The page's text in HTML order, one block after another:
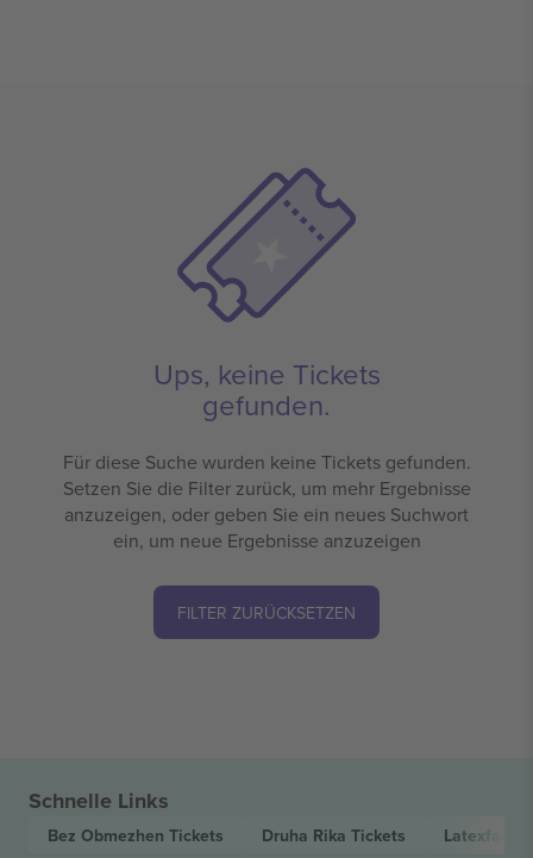
Ups, keine Tickets
gefunden.
Für diese Suche wurden keine Tickets gefunden.
Setzen Sie die Filter zurück, um mehr Ergebnisse
anzuzeigen, oder geben Sie ein neues Suchwort
ein, um neue Ergebnisse anzuzeigen
FILTER ZURÜCKSETZEN
Schnelle Links
Bez Obmezhen Tickets Druha Rika Tickets Latexfauna